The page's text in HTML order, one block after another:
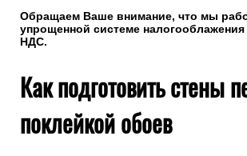
Обращаем Ваше внимание, что мы
упрощенной системе
НДС.
Как подготовить стены
поклейкой обоев